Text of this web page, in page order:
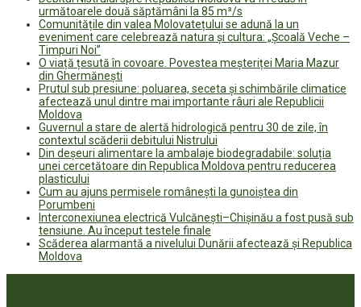
următoarele două săptămâni la 85 m³/s
Comunitățile din valea Molovatețului se adună la un
eveniment care celebrează natura și cultura: „Școală Veche –
Timpuri Noi”
O viață țesută în covoare. Povestea meșteriței Maria Mazur
din Ghermănești
Prutul sub presiune: poluarea, seceta și schimbările climatice
afectează unul dintre mai importante râuri ale Republicii
Moldova
Guvernul a stare de alertă hidrologică pentru 30 de zile, în
contextul scăderii debitului Nistrului
Din deșeuri alimentare la ambalaje biodegradabile: soluția
unei cercetătoare din Republica Moldova pentru reducerea
plasticului
Cum au ajuns permisele românești la gunoiștea din
Porumbeni
Interconexiunea electrică Vulcănești–Chișinău a fost pusă sub
tensiune. Au început testele finale
Scăderea alarmantă a nivelului Dunării afectează și Republica
Moldova